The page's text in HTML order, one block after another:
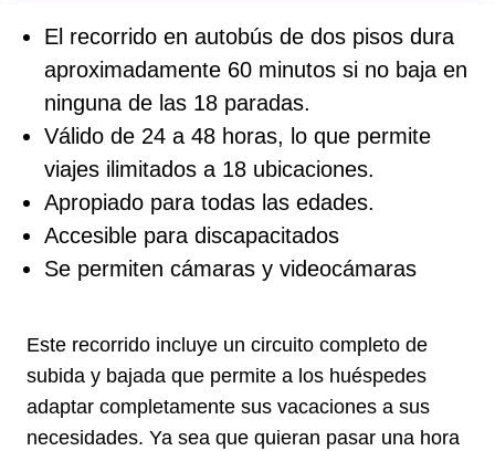
El recorrido en autobús de dos pisos dura
aproximadamente 60 minutos si no baja en
ninguna de las 18 paradas.
Válido de 24 a 48 horas, lo que permite
viajes ilimitados a 18 ubicaciones.
Apropiado para todas las edades.
Accesible para discapacitados
Se permiten cámaras y videocámaras
Este recorrido incluye un circuito completo de
subida y bajada que permite a los huéspedes
adaptar completamente sus vacaciones a sus
necesidades. Ya sea que quieran pasar una hora